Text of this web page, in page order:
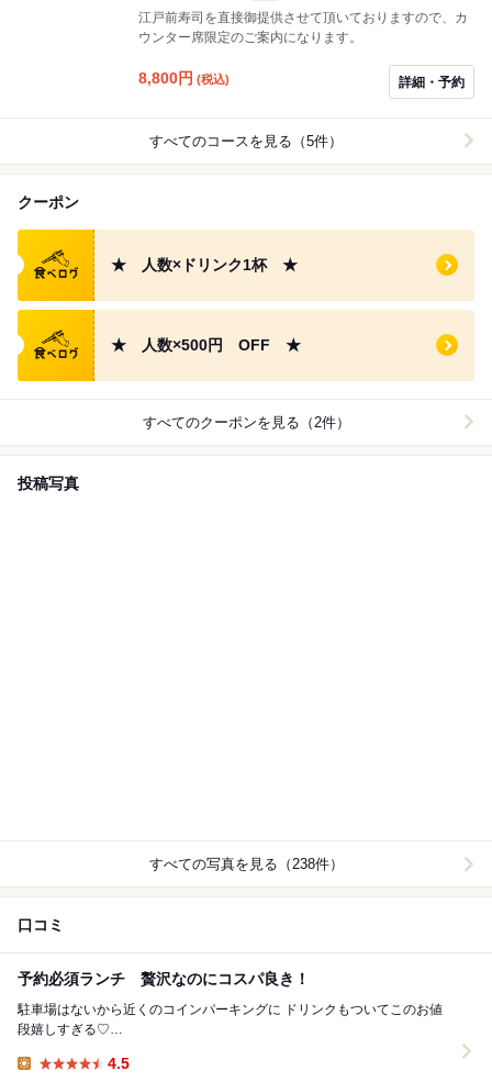
江戸前寿司を直接御提供させて頂いておりますので、カ
ウンター席限定のご案内になります。
8,800円 (税込) 詳細・予約
すべてのコースを見る（5件）
クーポン
食べログ クーポン
★ 人数×ドリンク1杯 ★
食べログ クーポン
★ 人数×500円 OFF ★
すべてのクーポンを見る（2件）
投稿写真
すべての写真を見る（238件）
口コミ
予約必須ランチ 贅沢なのにコスパ良き！
駐車場はないから近くのコインパーキングに ドリンクもついてこのお値
段嬉しすぎる♡
休 ...
4.5